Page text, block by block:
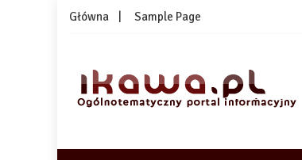
Skip
Główna Sample Page
1kawa.pl